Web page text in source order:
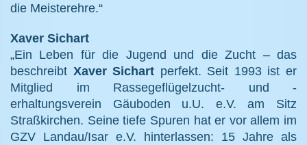
die Meisterehre.“
Xaver Sichart
„Ein Leben für die Jugend und die Zucht – das
beschreibt Xaver Sichart perfekt. Seit 1993 ist er
Mitglied im Rassegeflügelzucht- und -
erhaltungsverein Gäuboden u.U. e.V. am Sitz
Straßkirchen. Seine tiefe Spuren hat er vor allem im
GZV Landau/Isar e.V. hinterlassen: 15 Jahre als